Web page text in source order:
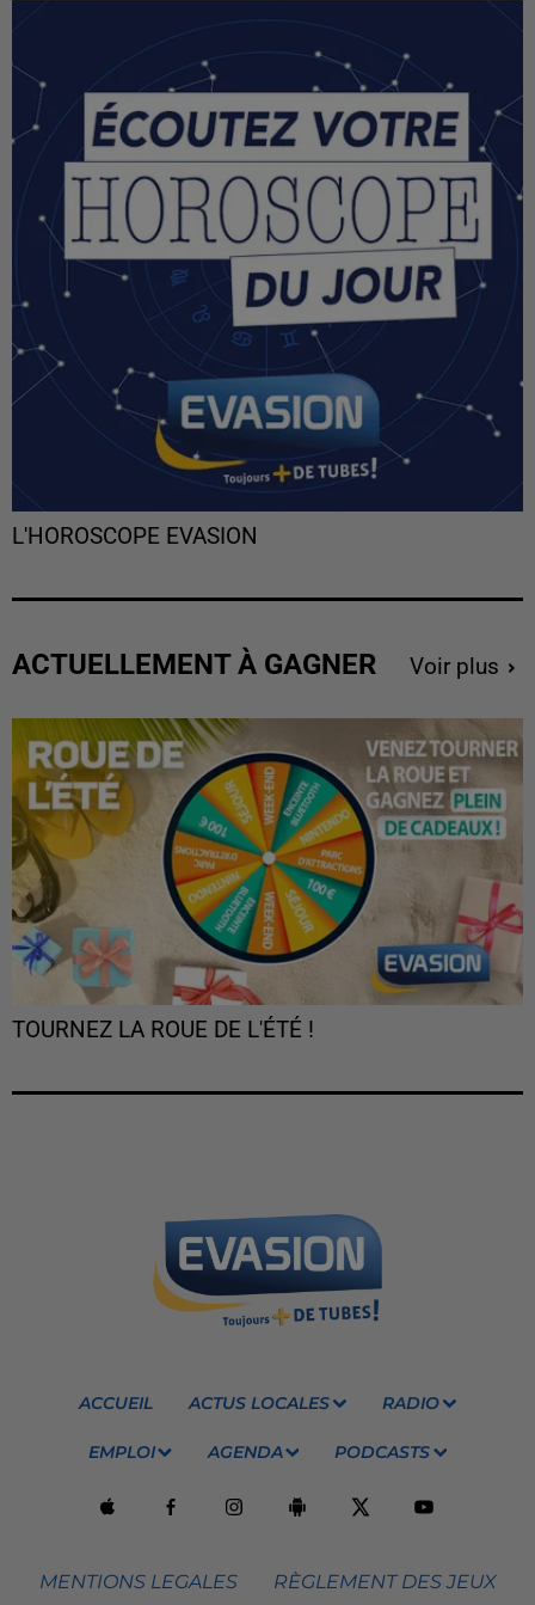
L'HOROSCOPE EVASION
ACTUELLEMENT À GAGNER Voir plus
TOURNEZ LA ROUE DE L'ÉTÉ !
ACCUEIL ACTUS LOCALES RADIO
EMPLOI AGENDA PODCASTS
MENTIONS LEGALES RÈGLEMENT DES JEUX